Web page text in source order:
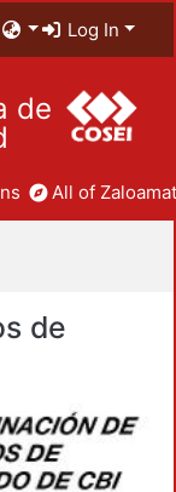
Log In
de
All of
de